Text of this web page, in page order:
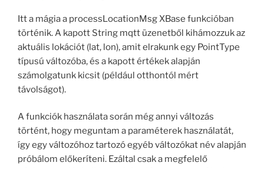
Itt a mágia a processLocationMsg XBase funkcióban
történik. A kapott String mqtt üzenetből kihámozzuk az
aktuális lokációt (lat, lon), amit elrakunk egy PointType
típusú változóba, és a kapott értékek alapján
számolgatunk kicsit (például otthontól mért
távolságot).
A funkciók használata során még annyi változás
történt, hogy meguntam a paraméterek használatát,
így egy változóhoz tartozó egyéb változókat név alapján
próbálom előkeríteni. Ezáltal csak a megfelelő